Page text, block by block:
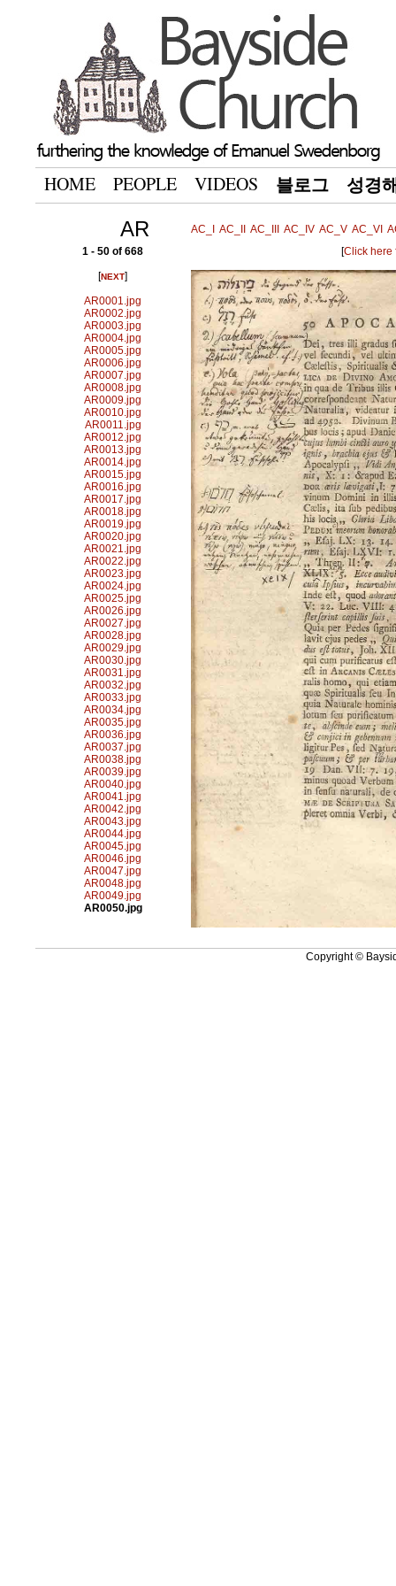
HOME PEOPLE VIDEOS 블로그 성경
AR AC_I AC_II AC_III AC_IV AC_V AC_VI
1 - 50 of 668
[NEXT]
AR0001.jpg
AR0002.jpg
AR0003.jpg
AR0004.jpg
AR0005.jpg
AR0006.jpg
AR0007.jpg
AR0008.jpg
AR0009.jpg
AR0010.jpg
AR0011.jpg
AR0012.jpg
AR0013.jpg
AR0014.jpg
AR0015.jpg
AR0016.jpg
AR0017.jpg
AR0018.jpg
AR0019.jpg
AR0020.jpg
AR0021.jpg
AR0022.jpg
AR0023.jpg
AR0024.jpg
AR0025.jpg
AR0026.jpg
AR0027.jpg
AR0028.jpg
AR0029.jpg
AR0030.jpg
AR0031.jpg
AR0032.jpg
AR0033.jpg
AR0034.jpg
AR0035.jpg
AR0036.jpg
AR0037.jpg
AR0038.jpg
AR0039.jpg
AR0040.jpg
AR0041.jpg
AR0042.jpg
AR0043.jpg
AR0044.jpg
AR0045.jpg
AR0046.jpg
AR0047.jpg
AR0048.jpg
AR0049.jpg
AR0050.jpg
[Click here
Copyright ©